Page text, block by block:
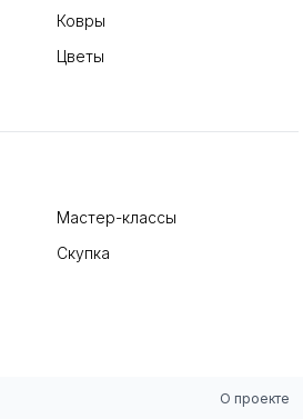
Ковры
Цветы
Мастер-классы
Скупка
О проекте